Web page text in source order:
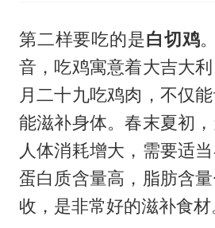
第二样要吃的是白切鸡
音，吃鸡寓意着大吉大
月二十九吃鸡肉，不仅
能滋补身体。春末夏初，
人体消耗增大，需要适
蛋白质含量高，脂肪含
收，是非常好的滋补食材